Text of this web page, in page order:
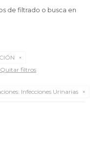
de filtrado o busca en
Quitar filtros
Infecciones Urinarias